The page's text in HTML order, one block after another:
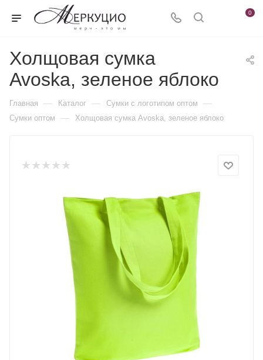
0
Холщовая сумка
Avoska, зеленое яблоко
Главная — Каталог — Сумки с логотипом оптом —
Сумки оптом — Холщовая сумка Avoska, зеленое яблоко